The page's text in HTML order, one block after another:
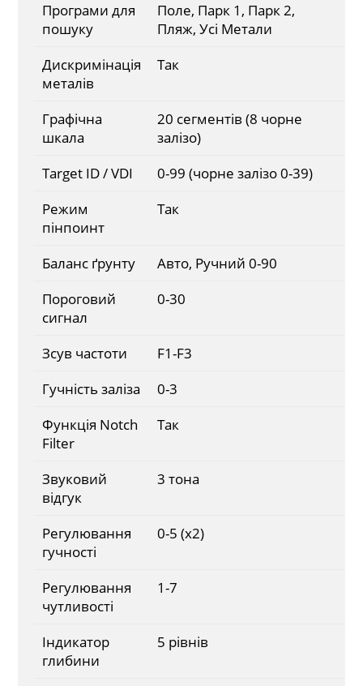
Програми для
пошуку
Поле, Парк 1, Парк 2,
Пляж, Усі Метали
Дискримінація
металів
Так
Графічна
шкала
20 сегментів (8 чорне
залізо)
Target ID / VDI
0-99 (чорне залізо 0-39)
Режим
пінпоинт
Так
Баланс ґрунту
Авто, Ручний 0-90
Пороговий
сигнал
0-30
Зсув частоти
F1-F3
Гучність заліза
0-3
Функція Notch
Filter
Так
Звуковий
відгук
3 тона
Регулювання
гучності
0-5 (x2)
Регулювання
чутливості
1-7
Індикатор
глибини
5 рівнів